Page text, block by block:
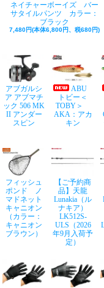
ネイチャーボーイズ バー
サタイルパンツ カラー：
ブラック
7,480円(本体6,800円、税680円)
アブガルシ
ア アブマチ
ック 506 MK
II アンダー
スピン
ABU
トビー＜
TOBY＞
AKA：アカ
キン
フィッシュ
ポンド ノ
マドネット
キャニオン
（カラー：
キャニオン
ブラウン）
【ご予約商
品】天龍
Lunakia（ル
ナキア）
LK512S-
ULS（2026
年9月入荷予
定）